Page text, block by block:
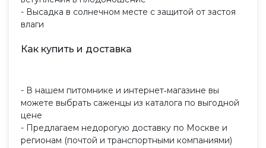
- Высадка в солнечном месте с защитой от застоя
влаги
Как купить и доставка
- В нашем питомнике и интернет‑магазине вы
можете выбрать саженцы из каталога по выгодной
цене
- Предлагаем недорогую доставку по Москве и
регионам (почтой и транспортными компаниями)